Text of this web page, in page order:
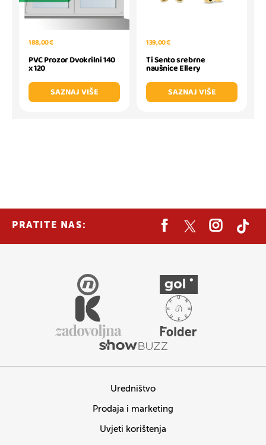
188,00 €
PVC Prozor Dvokrilni 140
x 120
SAZNAJ VIŠE
139,00 €
Ti Sento srebrne
naušnice Ellery
SAZNAJ VIŠE
PRATITE NAS:
Uredništvo
Prodaja i marketing
Uvjeti korištenja